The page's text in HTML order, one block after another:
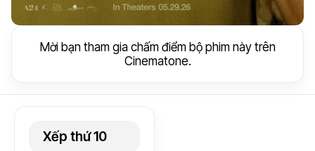
Mời bạn tham gia chấm điểm bộ phim này trên
Cinematone.
Xếp thứ 10